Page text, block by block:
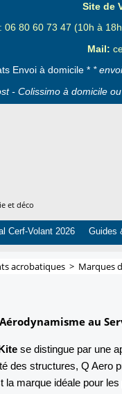
Site de
: 06 80 60 73 47 (10h à
Mail:
Envoi à domicile * *
- Colissimo à domicile
et déco
Cerf-Volant 2026 Guides
acrobatiques > Marques
au
se distingue par une
des structures, Q Aero
la marque idéale pour